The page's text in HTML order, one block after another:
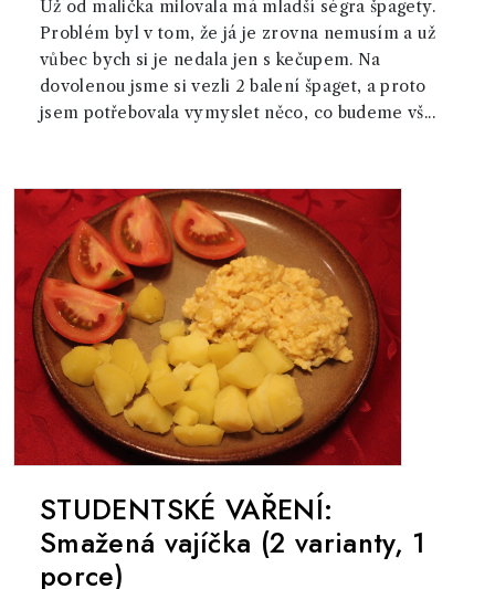
Už od malička milovala má mladší ségra špagety.
Problém byl v tom, že já je zrovna nemusím a už
vůbec bych si je nedala jen s kečupem. Na
dovolenou jsme si vezli 2 balení špaget, a proto
jsem potřebovala vymyslet něco, co budeme vš...
STUDENTSKÉ VAŘENÍ:
Smažená vajíčka (2 varianty, 1
porce)